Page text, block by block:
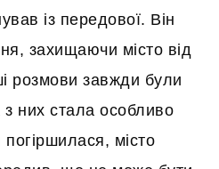
із передової. Він
захищаючи місто від
розмови завжди були
них стала особливо
місто